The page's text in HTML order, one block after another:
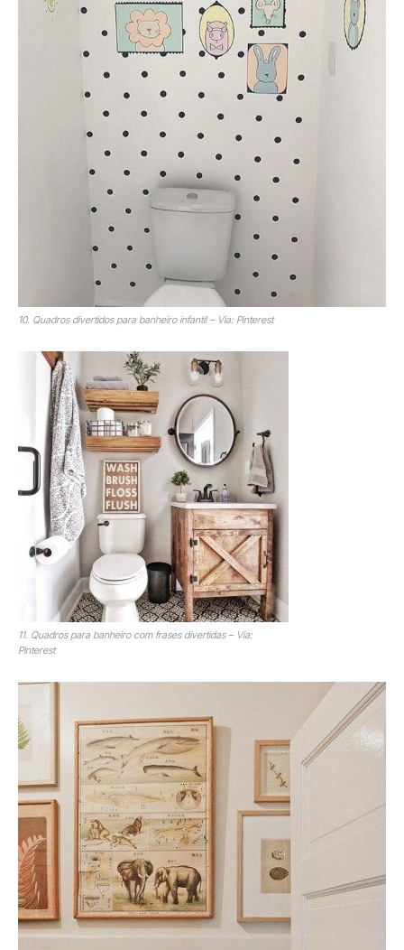
10. Quadros divertidos para banheiro infantil – Via: Pinterest
11. Quadros para banheiro com frases divertidas – Via:
Pinterest